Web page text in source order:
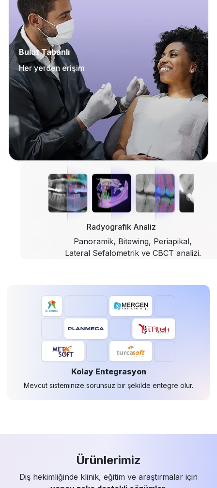
Bulut Tabanlı
Her yerden erişim
Radyografik Analiz
Panoramik, Bitewing, Periapikal,
Lateral Sefalometrik ve CBCT analizi.
Kolay Entegrasyon
Mevcut sisteminize sorunsuz bir şekilde entegre olur.
Ürünlerimiz
Diş hekimliğinde klinik, eğitim ve araştırmalar için